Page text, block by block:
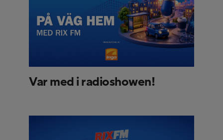
Var med i radioshowen!